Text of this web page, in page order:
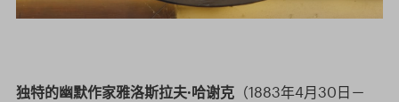
独特的幽默作家雅洛斯拉夫·哈谢克 （1883年4月30日－